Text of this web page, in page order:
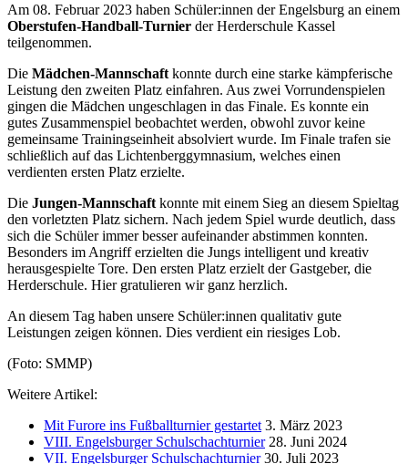
Am 08. Februar 2023 haben Schüler:innen der Engelsburg an einem
Oberstufen-Handball-Turnier der Herderschule Kassel
teilgenommen.
Die Mädchen-Mannschaft konnte durch eine starke kämpferische
Leistung den zweiten Platz einfahren. Aus zwei Vorrundenspielen
gingen die Mädchen ungeschlagen in das Finale. Es konnte ein
gutes Zusammenspiel beobachtet werden, obwohl zuvor keine
gemeinsame Trainingseinheit absolviert wurde. Im Finale trafen sie
schließlich auf das Lichtenberggymnasium, welches einen
verdienten ersten Platz erzielte.
Die Jungen-Mannschaft konnte mit einem Sieg an diesem Spieltag
den vorletzten Platz sichern. Nach jedem Spiel wurde deutlich, dass
sich die Schüler immer besser aufeinander abstimmen konnten.
Besonders im Angriff erzielten die Jungs intelligent und kreativ
herausgespielte Tore. Den ersten Platz erzielt der Gastgeber, die
Herderschule. Hier gratulieren wir ganz herzlich.
An diesem Tag haben unsere Schüler:innen qualitativ gute
Leistungen zeigen können. Dies verdient ein riesiges Lob.
(Foto: SMMP)
Weitere Artikel:
Mit Furore ins Fußballturnier gestartet 3. März 2023
VIII. Engelsburger Schulschachturnier28. Juni 2024
VII. Engelsburger Schulschachturnier30. Juli 2023